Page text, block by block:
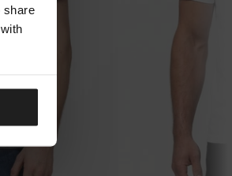
share